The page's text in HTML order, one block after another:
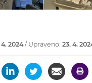
4. 2024/ Upraveno: 23. 4.